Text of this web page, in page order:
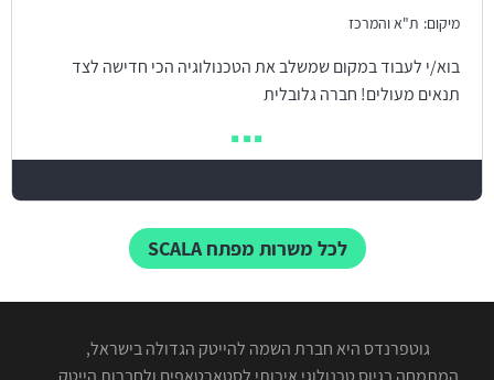
מיקום: ת"א והמרכז
בוא/י לעבוד במקום שמשלב את הטכנולוגיה הכי חדישה לצד
תנאים מעולים! חברה גלובלית
לכל משרות מפתח SCALA
גוטפרנדס היא חברת השמה להייטק הגדולה בישראל,